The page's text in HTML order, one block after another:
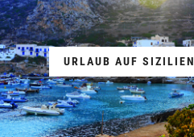
URLAUB AUF SIZILIEN